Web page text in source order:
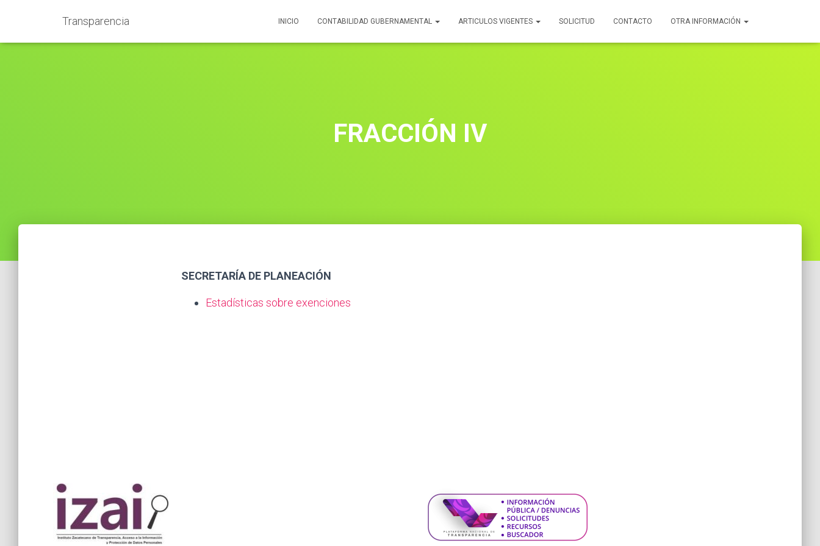
Transparencia INICIO CONTABILIDAD GUBERNAMENTAL ARTICULOS VIGENTES SOLICITUD CONTACTO OTRA INFORMACIÓN
FRACCIÓN IV
SECRETARÍA DE PLANEACIÓN
Estadísticas sobre exenciones